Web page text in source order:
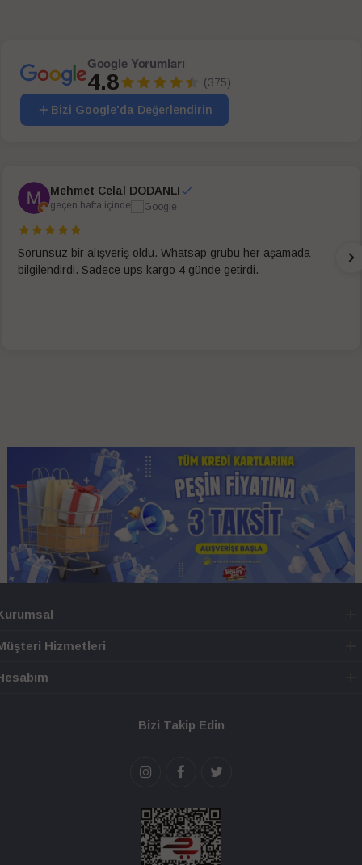
Google Yorumları
4.8 (375)
Bizi Google'da Değerlendirin
Mehmet Celal DODANLI
geçen hafta içinde
Sorunsuz bir alışveriş oldu. Whatsap grubu her aşamada
bilgilendirdi. Sadece ups kargo 4 günde getirdi.
Hizmetleri
Bizi Takip Edin